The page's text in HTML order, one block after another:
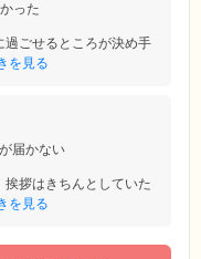
った
過ごせるところが決め手
を見る
届かない
拶はきちんとしていた
を見る